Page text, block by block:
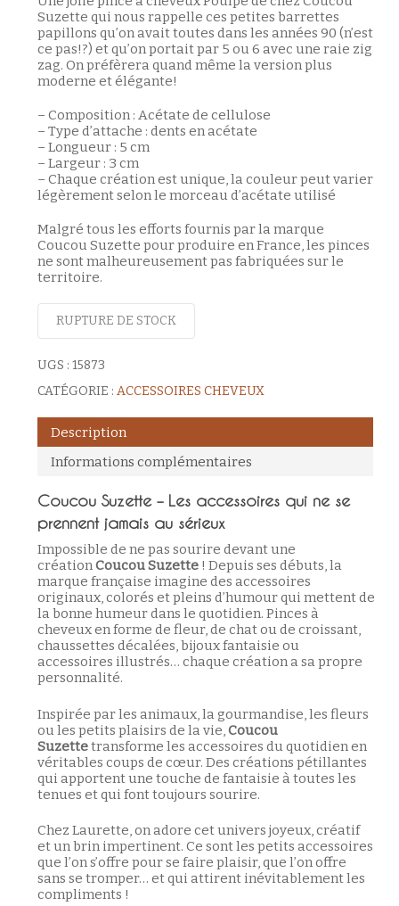
Suzette qui nous rappelle ces petites barrettes
papillons qu’on avait toutes dans les années 90 (n’est
ce pas!?) et qu’on portait par 5 ou 6 avec une raie zig
zag. On préfèrera quand même la version plus
moderne et élégante!
– Composition : Acétate de cellulose
– Type d’attache : dents en acétate
– Longueur : 5 cm
– Largeur : 3 cm
– Chaque création est unique, la couleur peut varier
légèrement selon le morceau d’acétate utilisé
Malgré tous les efforts fournis par la marque
Coucou Suzette pour produire en France, les pinces
ne sont malheureusement pas fabriquées sur le
territoire.
RUPTURE DE STOCK
UGS : 15873
CATÉGORIE : ACCESSOIRES CHEVEUX
Description
Informations complémentaires
Coucou Suzette – Les accessoires qui ne se
prennent jamais au sérieux
Impossible de ne pas sourire devant une
créationCoucou Suzette! Depuis ses débuts, la
marque française imagine des accessoires
originaux, colorés et pleins d’humour qui mettent de
la bonne humeur dans le quotidien. Pinces à
cheveux en forme de fleur, de chat ou de croissant,
chaussettes décalées, bijoux fantaisie ou
accessoires illustrés… chaque création a sa propre
personnalité.
Inspirée par les animaux, la gourmandise, les fleurs
ou les petits plaisirs de la vie,Coucou
Suzettetransforme les accessoires du quotidien en
véritables coups de cœur. Des créations pétillantes
qui apportent une touche de fantaisie à toutes les
tenues et qui font toujours sourire.
Chez Laurette, on adore cet univers joyeux, créatif
et un brin impertinent. Ce sont les petits accessoires
que l’on s’offre pour se faire plaisir, que l’on offre
sans se tromper… et qui attirent inévitablement les
compliments !